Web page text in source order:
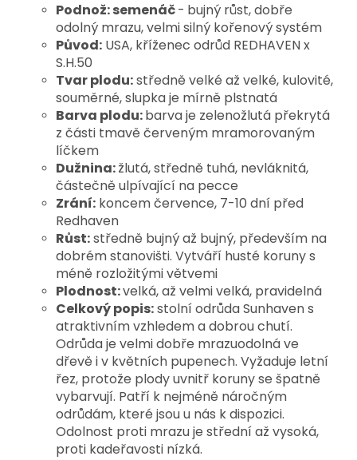
Podnož: semenáč- bujný růst, dobře
odolný mrazu, velmi silný kořenový systém
Původ: USA, kříženec odrůd REDHAVEN x
S.H.50
Tvar plodu:středně velké až velké, kulovité,
souměrné, slupka je mírně plstnatá
Barva plodu:barva je zelenožlutá překrytá
z části tmavě červeným mramorovaným
líčkem
Dužnina:žlutá, středně tuhá, nevláknitá,
částečně ulpívající na pecce
Zrání: koncem července, 7-10 dní před
Redhaven
Růst:středně bujný až bujný, především na
dobrém stanovišti. Vytváří husté koruny s
méně rozložitými větvemi
Plodnost:velká, až velmi velká, pravidelná
Celkový popis:stolní odrůda Sunhaven s
atraktivním vzhledem a dobrou chutí.
Odrůda je velmi dobře mrazuodolná ve
dřevě i v květních pupenech. Vyžaduje letní
řez, protože plody uvnitř koruny se špatně
vybarvují. Patří k nejméně náročným
odrůdám, které jsou u nás k dispozici.
Odolnost proti mrazu je střední až vysoká,
proti kadeřavosti nízká.